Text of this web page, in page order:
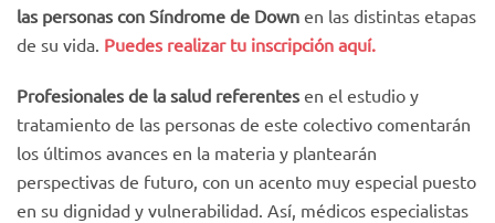
las personas con Síndrome de Down en las distintas etapas
de su vida. Puedes realizar tu inscripción aquí.
Profesionales de la salud referentes en el estudio y
tratamiento de las personas de este colectivo comentarán
los últimos avances en la materia y plantearán
perspectivas de futuro, con un acento muy especial puesto
en su dignidad y vulnerabilidad. Así, médicos especialistas